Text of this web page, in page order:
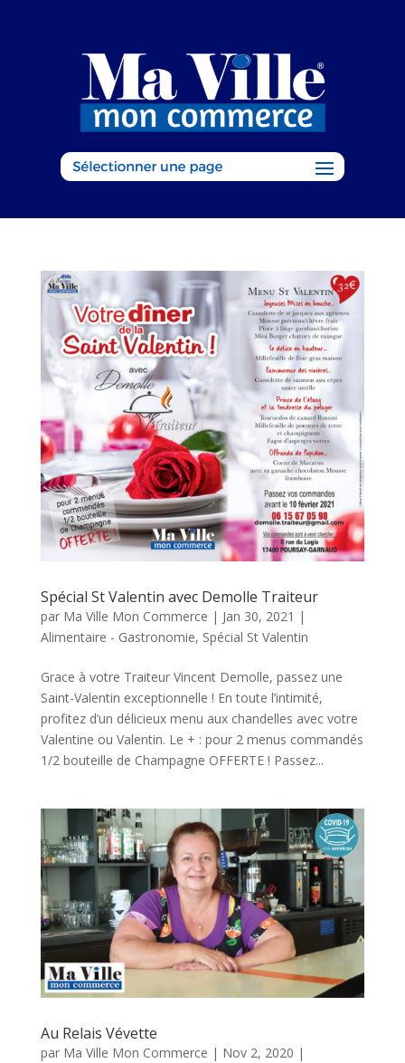
Spécial St Valentin avec Demolle Traiteur
par Ma Ville Mon Commerce | Jan 30, 2021 |
Alimentaire - Gastronomie, Spécial St Valentin
Grace à votre Traiteur Vincent Demolle, passez une
Saint-Valentin exceptionnelle ! En toute l’intimité,
profitez d’un délicieux menu aux chandelles avec votre
Valentine ou Valentin. Le + : pour 2 menus commandés
1/2 bouteille de Champagne OFFERTE ! Passez...
Au Relais Vévette
par Ma Ville Mon Commerce | Nov 2, 2020 |